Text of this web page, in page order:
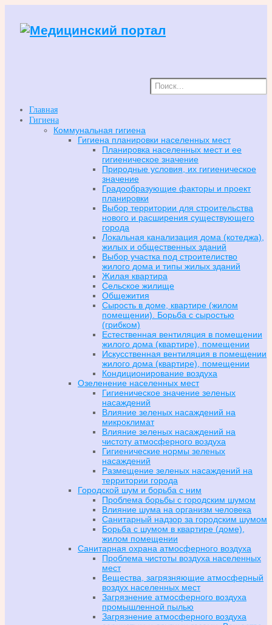
Главная
Гигиена
Коммунальная гигиена
Гигиена планировки населенных мест
Планировка населенных мест и ее
гигиеническое значение
Природные условия, их гигиеническое
значение
Градообразующие факторы и проект
планировки
Выбор территории для строительства
нового и расширения существующего
города
Локальная канализация дома (котеджа),
жилых и общественных зданий
Выбор участка под строителиство
жилого дома и типы жилых зданий
Жилая квартира
Сельское жилище
Общежития
Сырость в доме, квартире (жилом
помещении). Борьба с сыростью
(грибком)
Естественная вентиляция в помещении
жилого дома (квартире), помещении
Искусственная вентиляция в помещении
жилого дома (квартире), помещении
Кондиционирование воздуха
Озеленение населенных мест
Гигиеническое значение зеленых
насаждений
Влияние зеленых насаждений на
микроклимат
Влияние зеленых насаждений на
чистоту атмосферного воздуха
Гигиенические нормы зеленых
насаждений
Размещение зеленых насаждений на
территории города
Городской шум и борьба с ним
Проблема борьбы с городским шумом
Влияние шума на организм человека
Санитарный надзор за городским шумом
Борьба с шумом в квартире (доме),
жилом помещении
Санитарная охрана атмосферного воздуха
Проблема чистоты воздуха населенных
мест
Вещества, загрязняющие атмосферный
воздух населенных мест
Загрязнение атмосферного воздуха
промышленной пылью
Загрязнение атмосферного воздуха